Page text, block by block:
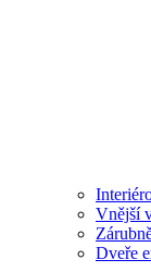
Vnější
Dveře